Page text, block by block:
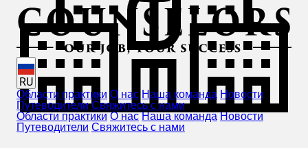
RU
Области практики О нас Наша команда Новости
Путеводители Свяжитесь с нами
Области практики О нас Наша команда Новости
Путеводители Свяжитесь с нами